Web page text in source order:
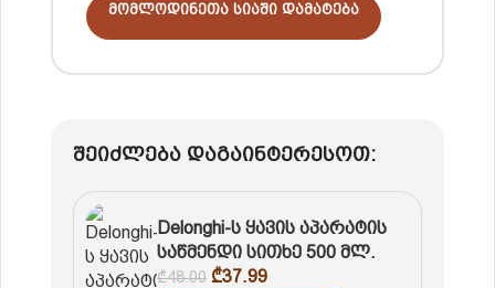
Მომლოდინეთა Სიაში Დამატება
შეიძლება დაგაინტერესოთ:
Delonghi-ს ყავის აპარატის
საწმენდი სითხე 500 მლ.
₾48.00 ₾37.99